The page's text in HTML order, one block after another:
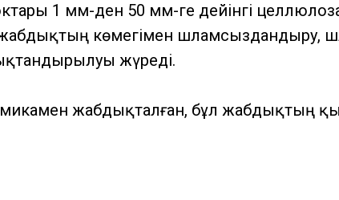
1 мм-ден 50 мм-ге дейінгі
көмегімен шламсыздандыру,
жүреді.
жабдықталған, бұл жабдықтың